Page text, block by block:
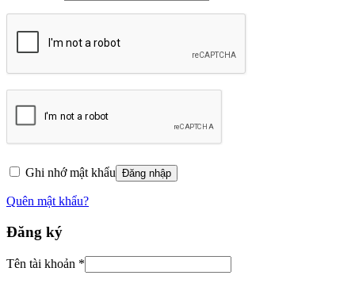
Ghi nhớ mật khẩu Đăng nhập
Quên mật khẩu?
Đăng ký
Tên tài khoản *